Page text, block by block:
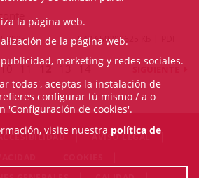
2025 543.650390625 Kb
10 11 12 13 14
AVISO LEGAL
la página web.
de la página web.
marketing y redes sociales.
todas', aceptas la instalación de
configurar tú mismo / a o
'Configuración de cookies'.
visite nuestra política de